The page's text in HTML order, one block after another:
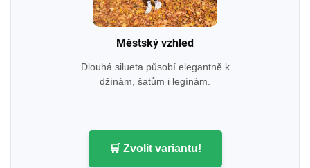
Městský vzhled
Dlouhá silueta působí elegantně k
džínám, šatům i legínám.
🛒 Zvolit variantu!